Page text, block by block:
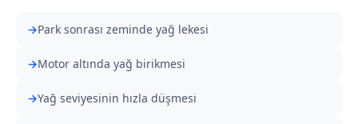
Park sonrası zeminde yağ lekesi
Motor altında yağ birikmesi
Yağ seviyesinin hızla düşmesi